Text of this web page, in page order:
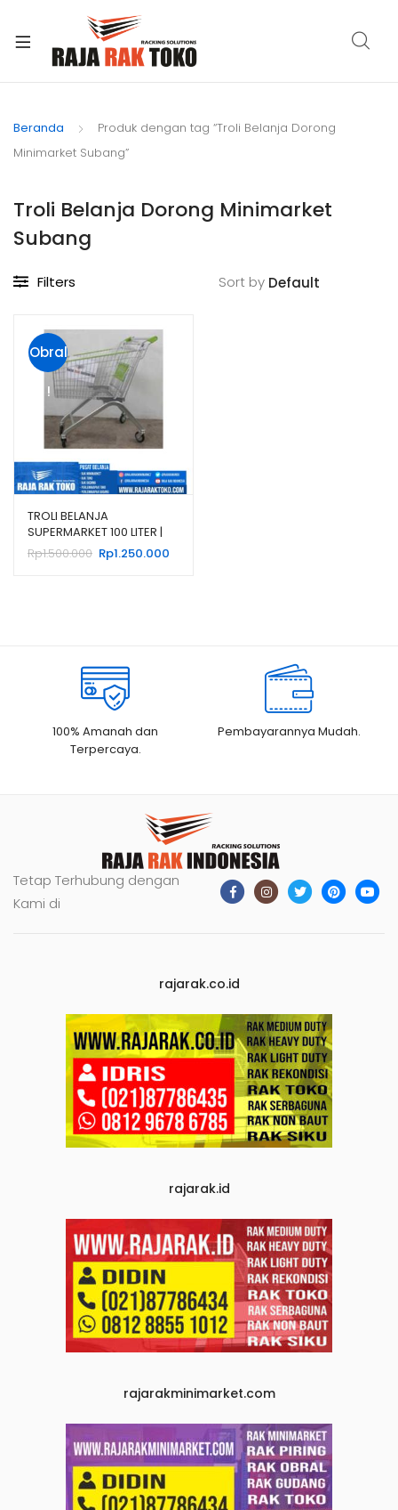
Beranda
Produk dengan tag “Troli Belanja Dorong
Minimarket Subang”
Troli Belanja Dorong Minimarket
Subang
Filters Sort by
Obral
!
TROLI BELANJA
SUPERMARKET 100 LITER |
TROLLEY SHOPPING
Rp1.500.000 Harga
Rp1.250.000
100% Amanah dan
Terpercaya.
Pembayarannya Mudah.
Tetap Terhubung dengan
Kami di
rajarak.co.id
rajarak.id
rajarakminimarket.com